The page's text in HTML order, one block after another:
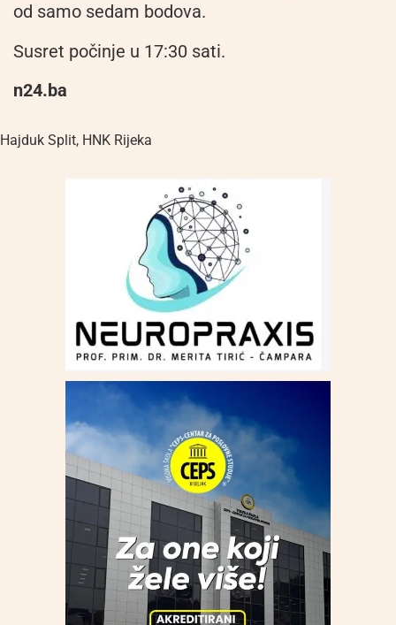
od samo sedam bodova.
Susret počinje u 17:30 sati.
n24.ba
Hajduk Split, HNK Rijeka